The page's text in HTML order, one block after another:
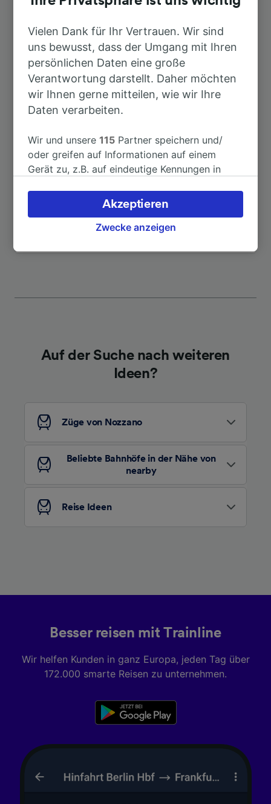
Nach Lucca
Nach Firenze Santa Maria Novella
Nach Carrara Avenza 54min
Nach Pisa Centrale 44min
Weitere Verbindungen sehen
Auf der Suche nach weiteren
Ideen?
Züge von Nozzano
Beliebte Bahnhöfe in der Nähe von
nearby
Reise Ideen
Besser reisen mit Trainline
Wir helfen Kunden in ganz Europa, jeden Tag über
172.000 smarte Reisen zu unternehmen.
Vielen Dank für Ihr Vertrauen. Wir sind
uns bewusst, dass der Umgang mit Ihren
persönlichen Daten eine große
Verantwortung darstellt. Daher möchten
wir Ihnen gerne mitteilen, wie wir Ihre
Daten verarbeiten.
Wir und unsere115 Partner speichern und/
oder greifen auf Informationen auf einem
Gerät zu, z.B. auf eindeutige Kennungen in
verarbeiten. Sie können Ihre Präferenzen
akzeptieren oder verwalten, einschließlich
Ihres Widerspruchsrechts bei berechtigtem
haben keinen Einfluss auf Surfdaten. Ihre
Wir und unsere Partner verarbeiten Daten, um
aktiv abfragen. Speichern von oder Zugriff auf
Informationen auf einem Endgerät.
Personalisierte Werbung und Inhalte, Messung
von Werbeleistung und der Performance von
Inhalten, Zielgruppenforschung sowie
Liste der Partner (Lieferanten)
Zwecke anzeigen
Akzeptieren